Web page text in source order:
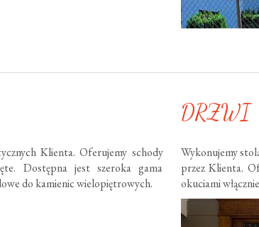
Klienta. Oferujemy schody
Dostępna jest szeroka gama
do kamienic wielopiętrowych.
DRZWI
Wykonujemy
przez Klienta.
okuciami